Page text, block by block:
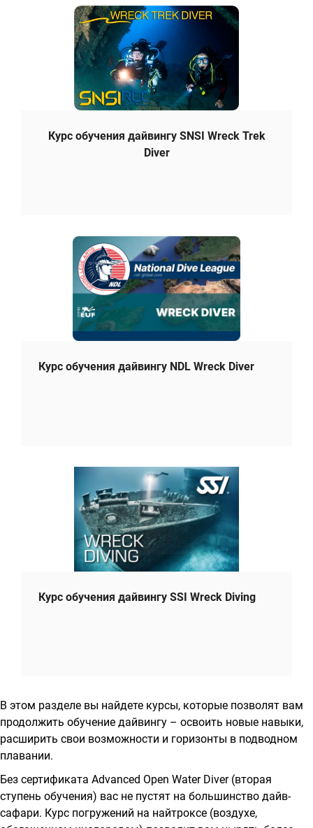
Курс обучения дайвингу SNSI Wreck Trek
Diver
Курс обучения дайвингу NDL Wreck Diver
Курс обучения дайвингу SSI Wreck Diving
В этом разделе вы найдете курсы, которые позволят вам
продолжить обучение дайвингу – освоить новые навыки,
расширить свои возможности и горизонты в подводном
плавании.
Без сертификата Advanced Open Water Diver (вторая
ступень обучения) вас не пустят на большинство дайв-
сафари. Курс погружений на найтроксе (воздухе,